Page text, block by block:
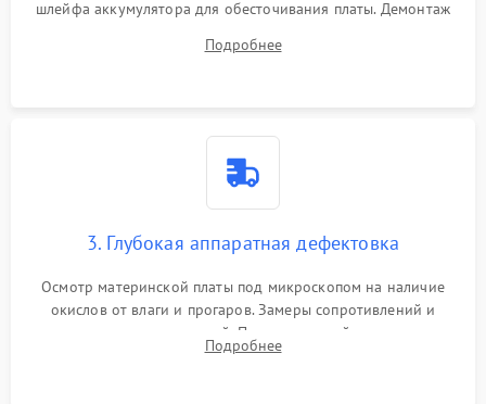
шлейфа аккумулятора для обесточивания платы. Демонтаж
высохшей термопасты с кристаллов чипов.
Подробнее
3. Глубокая аппаратная дефектовка
Осмотр материнской платы под микроскопом на наличие
окислов от влаги и прогаров. Замеры сопротивлений и
дежурных напряжений. Проверка цепей питания,
мультиконтроллера, процессора и видеочипа.
Подробнее